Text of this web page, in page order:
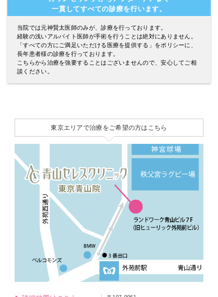
一貫してすべての診療を行います。
当院では元神賢太医師のみが、診療を行っております。
経験の浅いアルバイト医師が手術を行うことは絶対にありません。
「すべての方にご満足いただける医療を提供する」をポリシーに、
長年患者様の診療を行っております。
こちらから治療を強要することはございませんので、安心してご相
談ください。
東京エリアで治療をご希望の方はこちら